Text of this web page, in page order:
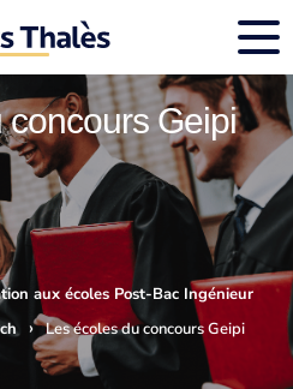
Geipi
aux écoles Post-Bac Ingénieur
› Les écoles du concours Geipi